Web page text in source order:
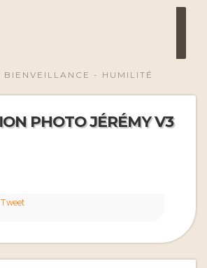
BIENVEILLANCE - HUMILITÉ
PHOTO JÉRÉMY V3
Tweet